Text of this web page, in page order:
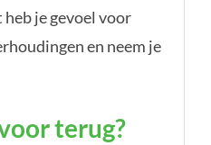
je gevoel voor
en neem je
terug?